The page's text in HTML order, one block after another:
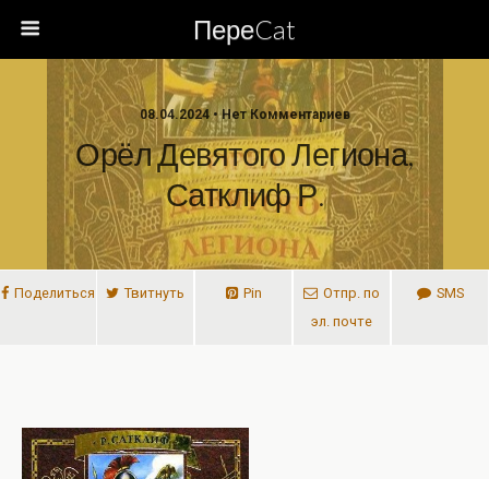
ПереCat
08.04.2024 • Нет Комментариев
Орёл Девятого Легиона,
Сатклиф Р.
Поделиться Твитнуть Pin
Отпр. по
эл. почте
SMS